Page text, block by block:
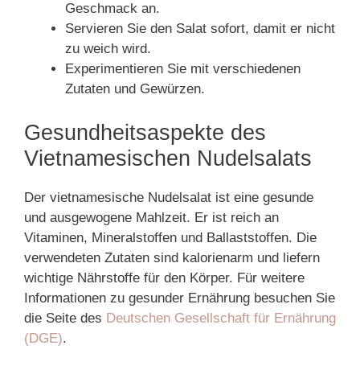
Geschmack an.
Servieren Sie den Salat sofort, damit er nicht
zu weich wird.
Experimentieren Sie mit verschiedenen
Zutaten und Gewürzen.
Gesundheitsaspekte des
Vietnamesischen Nudelsalats
Der vietnamesische Nudelsalat ist eine gesunde
und ausgewogene Mahlzeit. Er ist reich an
Vitaminen, Mineralstoffen und Ballaststoffen. Die
verwendeten Zutaten sind kalorienarm und liefern
wichtige Nährstoffe für den Körper. Für weitere
Informationen zu gesunder Ernährung besuchen Sie
die Seite des Deutschen Gesellschaft für Ernährung
(DGE).